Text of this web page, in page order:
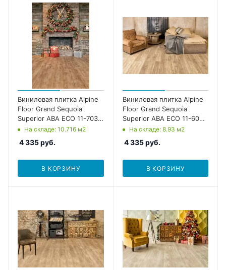
Виниловая плитка Alpine
Floor Grand Sequoia
Superior ABA ECO 11-703
Гевуина
На складе: 10.716 м2
4 335руб.
В КОРЗИНУ
Виниловая плитка Alpine
Floor Grand Sequoia
Superior ABA ECO 11-603
Миндаль
На складе: 8.93 м2
4 335руб.
В КОРЗИНУ